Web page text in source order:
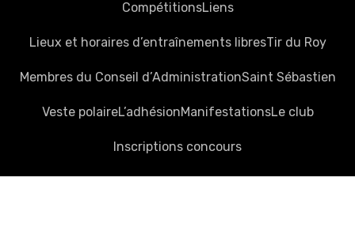
CompétitionsLiens
Lieux et horaires d’entraînements libresTir du Roy
Membres du Conseil d’AdministrationSaint Sébastien
Veste polaireL’adhésionManifestationsLe club
Inscriptions concours